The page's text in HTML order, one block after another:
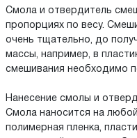
Смола и отвердитель
пропорциях по весу.
очень тщательно, до
массы, например, в
смешивания необходимо
Нанесение смолы и
Смола наносится на
полимерная пленка,